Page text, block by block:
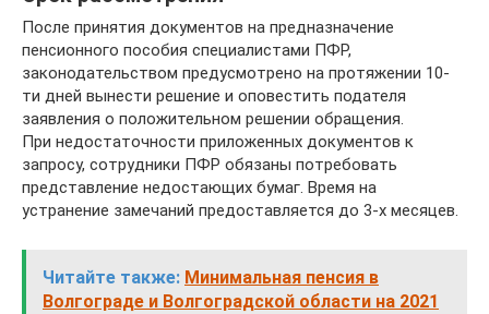
После принятия документов на предназначение
пенсионного пособия специалистами ПФР,
законодательством предусмотрено на протяжении 10-
ти дней вынести решение и оповестить подателя
заявления о положительном решении обращения.
При недостаточности приложенных документов к
запросу, сотрудники ПФР обязаны потребовать
представление недостающих бумаг. Время на
устранение замечаний предоставляется до 3-х месяцев.
Читайте также: Минимальная пенсия в
Волгограде и Волгоградской области на 2021